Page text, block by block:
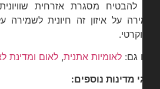
מסגרת אזרחית שוויונית
על איזון זה חיונית לשמירה על
גם: לאומיות אתנית,לאום ומדינת לאום,
מדינות נוספים: